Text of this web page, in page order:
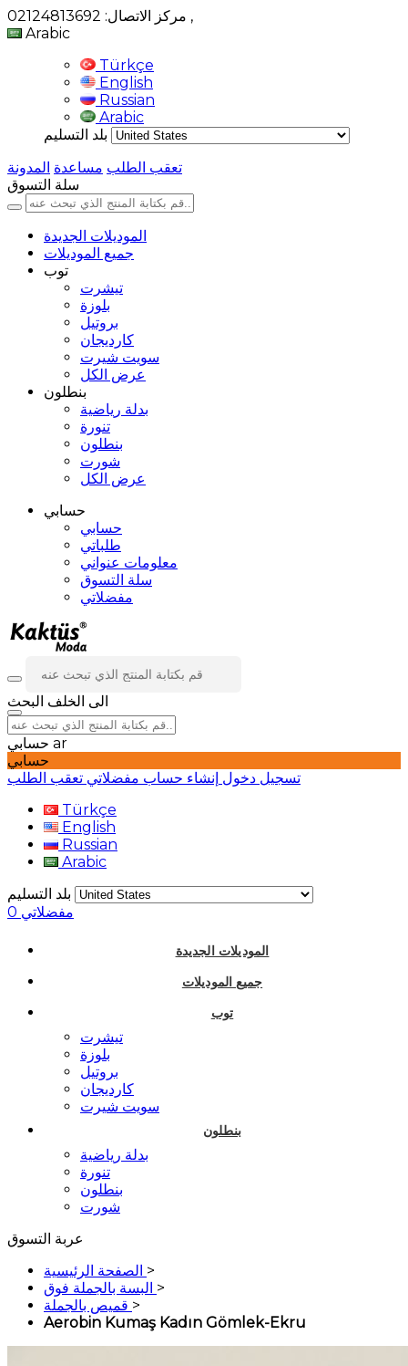
,
Arabic
Türkçe
English
Russian
Arabic
بلد التسليم
تعقب الطلب مساعدة المدونة
سلة التسوق
الموديلات الجديدة
جميع الموديلات
توب
تيشرت
بلوزة
بروتيل
كارديجان
سويت شيرت
عرض الكل
بنطلون
بدلة رياضية
تنورة
بنطلون
شورت
عرض الكل
حسابي
حسابي
طلباتي
معلومات عنواني
سلة التسوق
مفضلاتي
الى الخلف البحث
ar
حسابي
تسجيل دخول إنشاء حساب مفضلاتي تعقب الطلب
Türkçe
English
Russian
Arabic
بلد التسليم
مفضلاتي 0
الموديلات الجديدة
جميع الموديلات
توب
تيشرت
بلوزة
بروتيل
كارديجان
سويت شيرت
بنطلون
بدلة رياضية
تنورة
بنطلون
شورت
عربة التسوق
الصفحة الرئيسية >
البسة بالجملة فوق >
قميص بالجملة >
Aerobin Kumaş Kadın Gömlek-Ekru